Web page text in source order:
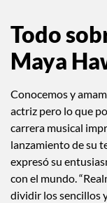
Todo
Maya
Conocemos y
actriz pero lo que
carrera musical
lanzamiento de su
expresó su
con el mundo.
dividir los sencillos